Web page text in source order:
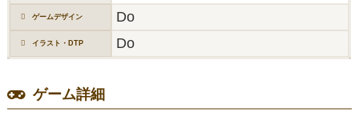
ゲームデザイン Do
イラスト・DTP Do
ゲーム詳細